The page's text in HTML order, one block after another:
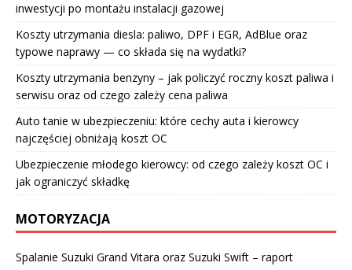
inwestycji po montażu instalacji gazowej
Koszty utrzymania diesla: paliwo, DPF i EGR, AdBlue oraz
typowe naprawy — co składa się na wydatki?
Koszty utrzymania benzyny – jak policzyć roczny koszt paliwa i
serwisu oraz od czego zależy cena paliwa
Auto tanie w ubezpieczeniu: które cechy auta i kierowcy
najczęściej obniżają koszt OC
Ubezpieczenie młodego kierowcy: od czego zależy koszt OC i
jak ograniczyć składkę
MOTORYZACJA
Spalanie Suzuki Grand Vitara oraz Suzuki Swift – raport